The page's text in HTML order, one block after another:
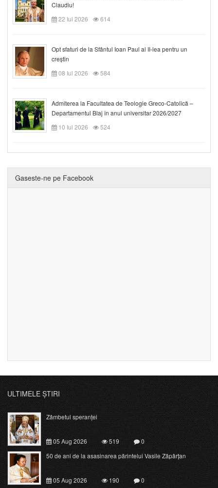
Claudiu!
22 Iul 2026
614
Opt sfaturi de la Sfântul Ioan Paul al II-lea pentru un
creștin
08 Iul 2026
584
Admiterea la Facultatea de Teologie Greco-Catolică –
Departamentul Blaj în anul universitar 2026/2027
10 Iul 2026
524
Gaseste-ne pe Facebook
ULTIMELE ȘTIRI
Zâmbetul speranței
05 Aug 2026 519
0
50 de ani de la asasinarea părintelui Vasile Zăpârțan
05 Aug 2026 190 0